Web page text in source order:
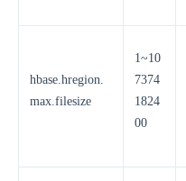
hbase.hregion.
max.filesize
1~10
7374
1824
00